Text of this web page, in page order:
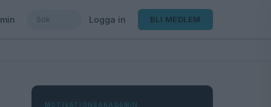
Logga in BLI MEDLEM
MOTIVATIONSAKADEMIN